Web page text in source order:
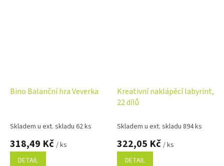
Bino Balanční hra Veverka
Skladem u ext. skladu 62 ks
318,49 Kč / ks
DETAIL
Kreativní naklápěcí labyrint,
22 dílů
Skladem u ext. skladu 894 ks
322,05 Kč / ks
DETAIL